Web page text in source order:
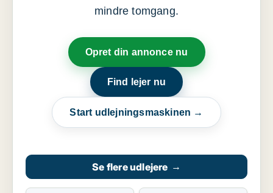
mindre tomgang.
Opret din annonce nu
Find lejer nu
Start udlejningsmaskinen →
Se flere udlejere →